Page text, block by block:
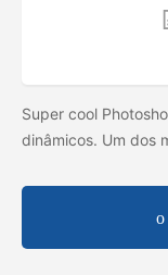
Super cool
dinâmicos. Um dos